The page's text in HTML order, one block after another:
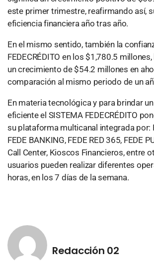
este primer trimestre, reafirmando así,
eficiencia financiera año tras año.
En el mismo sentido, también la
FEDECRÉDITO en los $1,780.5
un crecimiento de $54.2 millones en
comparación al mismo periodo de un
En materia tecnológica y para brindar
eficiente el SISTEMA FEDECRÉDITO
su plataforma multicanal integrada por:
FEDE BANKING, FEDE RED 365, FEDE
Call Center, Kioscos Financieros, entre
usuarios pueden realizar diferentes
horas, en los 7 días de la semana.
Redacción 02